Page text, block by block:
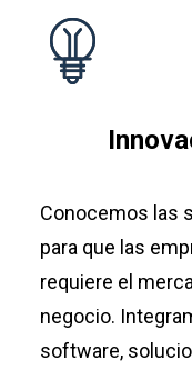
Conocemos las
para que las
requiere el
negocio.
software,